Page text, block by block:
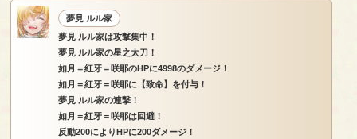
夢見 ルル家
夢見 ルル家は攻撃集中！
夢見 ルル家の星之太刀！
如月＝紅牙＝咲耶のHPに4998のダメージ！
如月＝紅牙＝咲耶に【致命】を付与！
夢見 ルル家の連撃！
如月＝紅牙＝咲耶は回避！
反動200によりHPに200ダメージ！